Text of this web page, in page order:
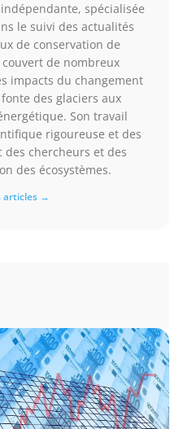
spécialisée
le suivi des actualités
de conservation de
couvert de nombreux
impacts du changement
des glaciers aux
Son travail
rigoureuse et des
chercheurs et des
des écosystèmes.
articles →